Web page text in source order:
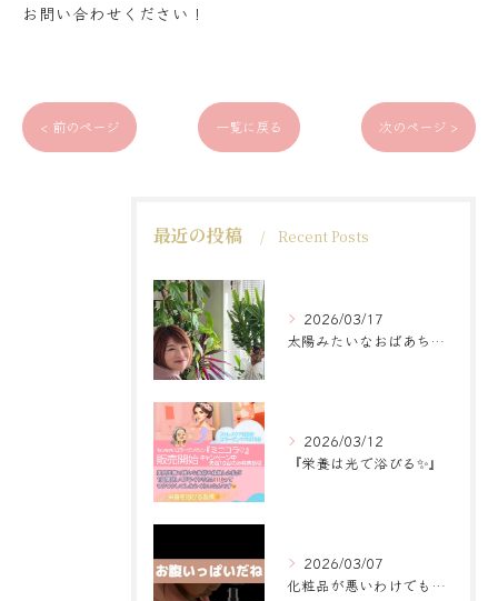
お問い合わせください！
< 前のページ 一覧に戻る 次のページ >
最近の投稿 Recent Posts
2026/03/17
太陽みたいなおばあちゃんに
2026/03/12
『栄養は光で浴びる✨』
2026/03/07
化粧品が悪いわけでもなく